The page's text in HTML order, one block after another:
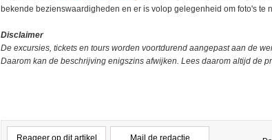
bekende bezienswaardigheden en er is volop gelegenheid om foto's te
Disclaimer
De excursies, tickets en tours worden voortdurend aangepast aan de
Daarom kan de beschrijving enigszins afwijken. Lees daarom altijd de
Reageer op dit artikel Mail de redactie